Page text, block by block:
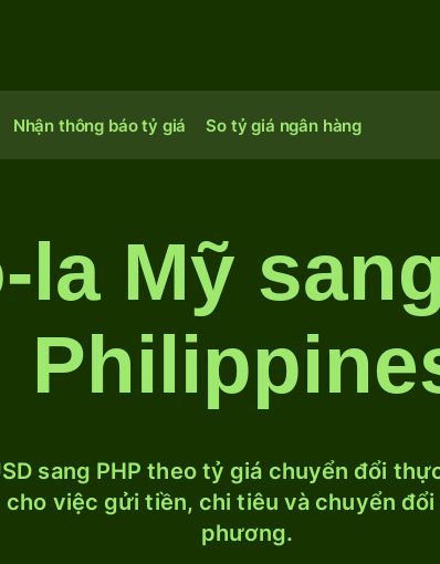
Nhận thông báo tỷ giá So tỷ giá ngân hàng
la Mỹ
sang PHP theo tỷ giá chuyển đổi
việc gửi tiền, chi tiêu và chuyển
phương.